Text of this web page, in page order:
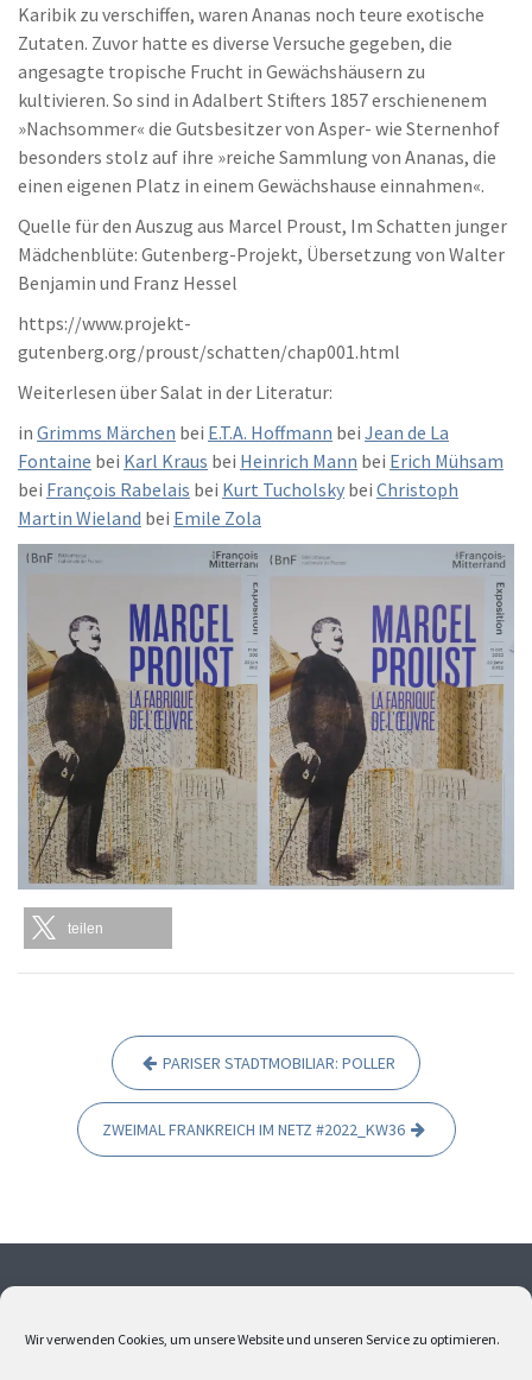
Wir verwenden Cookies, um unsere Website und unseren Service zu optimieren.
Karibik zu verschiffen, waren Ananas noch teure exotische
Zutaten. Zuvor hatte es diverse Versuche gegeben, die
angesagte tropische Frucht in Gewächshäusern zu
kultivieren. So sind in Adalbert Stifters 1857 erschienenem
»Nachsommer« die Gutsbesitzer von Asper- wie Sternenhof
besonders stolz auf ihre »reiche Sammlung von Ananas, die
einen eigenen Platz in einem Gewächshause einnahmen«.
Quelle für den Auszug aus Marcel Proust, Im Schatten junger
Mädchenblüte: Gutenberg-Projekt, Übersetzung von Walter
Benjamin und Franz Hessel
https://www.projekt-
gutenberg.org/proust/schatten/chap001.html
Weiterlesen über Salat in der Literatur:
in Grimms Märchen bei E.T.A. Hoffmann bei Jean de La
Fontaine bei Karl Kraus bei Heinrich Mann bei Erich Mühsam
bei François Rabelais bei Kurt Tucholsky bei Christoph
Martin Wieland bei Emile Zola
teilen
a
g
s
PARISER STADTMOBILIAR: POLLER
ZWEIMAL FRANKREICH IM NETZ #2022_KW36
Ohne meine Einwilligung dürfen weder Fotos noch Texte
urheberrechtlich geschützt. Bitte kontaktieren Sie mich,